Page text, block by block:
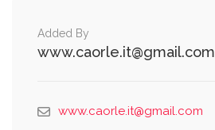
Added By
www.caorle.it@gmail.com
www.caorle.it@gmail.com